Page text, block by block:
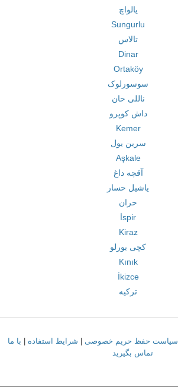
یالواچ
Sungurlu
تالاس
Dinar
Ortaköy
سوسورلوک
ناللی حان
داش کوپرو
Kemer
سرین یول
Aşkale
آقچه داغ
یاشیل حسار
حران
İspir
Kiraz
کچی بورلو
Kınık
İkizce
ترکیه
سیاست حفظ حریم خصوصی شرایط استفاده
با ما
تماس بگیرید